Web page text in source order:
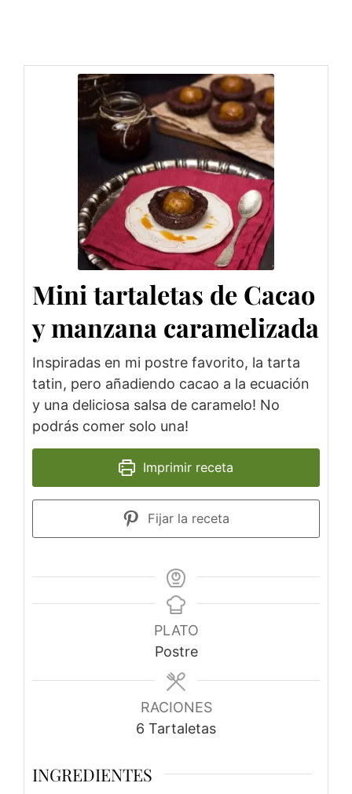
Mini tartaletas de Cacao
y manzana caramelizada
Inspiradas en mi postre favorito, la tarta
tatin, pero añadiendo cacao a la ecuación
y una deliciosa salsa de caramelo! No
podrás comer solo una!
Imprimir receta
Fijar la receta
PLATO
Postre
RACIONES
6 Tartaletas
INGREDIENTES